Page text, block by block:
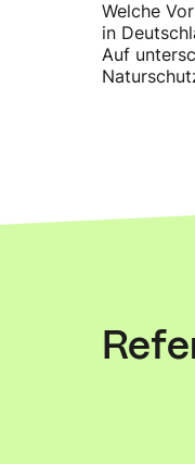
Welche
in
Auf